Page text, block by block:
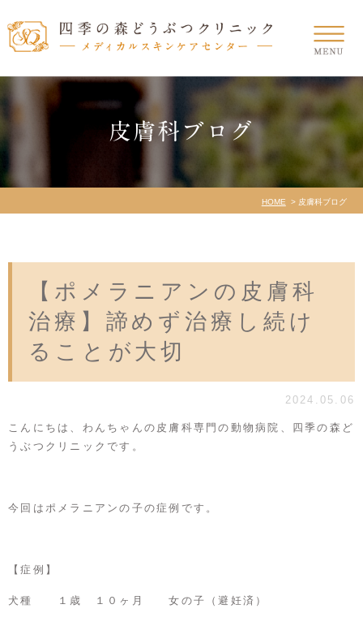
皮膚科ブログ
HOME 皮膚科ブログ
【ポメラニアンの皮膚科
治療】諦めず治療し続け
ることが大切
2024.05.06
こんにちは、わんちゃんの皮膚科専門の動物病院、四季の森ど
うぶつクリニックです。
今回はポメラニアンの子の症例です。
【症例】
犬種 １歳 １０ヶ月 女の子（避妊済）